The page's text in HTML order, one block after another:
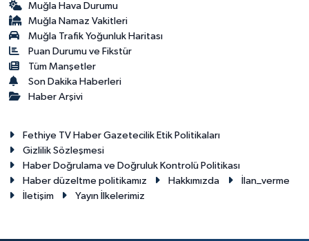
Muğla Hava Durumu
Muğla Namaz Vakitleri
Muğla Trafik Yoğunluk Haritası
Puan Durumu ve Fikstür
Tüm Manşetler
Son Dakika Haberleri
Haber Arşivi
Fethiye TV Haber Gazetecilik Etik Politikaları
Gizlilik Sözleşmesi
Haber Doğrulama ve Doğruluk Kontrolü Politikası
Haber düzeltme politikamız
Hakkımızda
İlan_verme
İletişim
Yayın İlkelerimiz